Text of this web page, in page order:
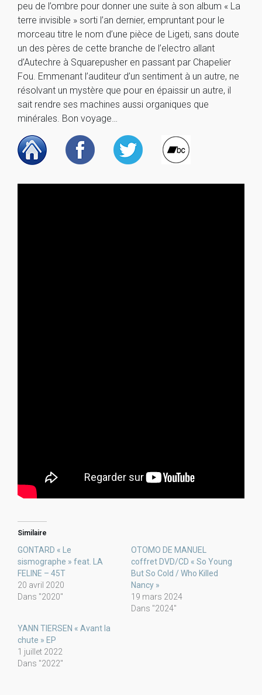
peu de l’ombre pour donner une suite à son album « La
terre invisible » sorti l’an dernier, empruntant pour le
morceau titre le nom d’une pièce de Ligeti, sans doute
un des pères de cette branche de l’electro allant
d’Autechre à Squarepusher en passant par Chapelier
Fou. Emmenant l’auditeur d’un sentiment à un autre, ne
résolvant un mystère que pour en épaissir un autre, il
sait rendre ses machines aussi organiques que
minérales. Bon voyage…
Similaire
GONTARD « Le
sismographe » feat. LA
FELINE – 45T
20 avril 2020
Dans "2020"
OTOMO DE MANUEL
coffret DVD/CD « So Young
But So Cold / Who Killed
Nancy »
19 mars 2024
Dans "2024"
YANN TIERSEN « Avant la
chute » EP
1 juillet 2022
Dans "2022"